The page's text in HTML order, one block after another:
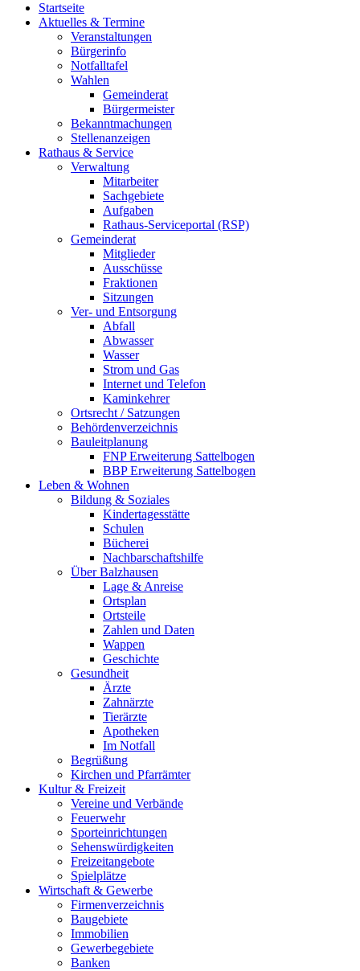
Startseite
Aktuelles & Termine
Veranstaltungen
Bürgerinfo
Notfalltafel
Wahlen
Gemeinderat
Bürgermeister
Bekanntmachungen
Stellenanzeigen
Rathaus & Service
Verwaltung
Mitarbeiter
Sachgebiete
Aufgaben
Rathaus-Serviceportal (RSP)
Gemeinderat
Mitglieder
Ausschüsse
Fraktionen
Sitzungen
Ver- und Entsorgung
Abfall
Abwasser
Wasser
Strom und Gas
Internet und Telefon
Kaminkehrer
Ortsrecht / Satzungen
Behördenverzeichnis
Bauleitplanung
FNP Erweiterung Sattelbogen
BBP Erweiterung Sattelbogen
Leben & Wohnen
Bildung & Soziales
Kindertagesstätte
Schulen
Bücherei
Nachbarschaftshilfe
Über Balzhausen
Lage & Anreise
Ortsplan
Ortsteile
Zahlen und Daten
Wappen
Geschichte
Gesundheit
Ärzte
Zahnärzte
Tierärzte
Apotheken
Im Notfall
Begrüßung
Kirchen und Pfarrämter
Kultur & Freizeit
Vereine und Verbände
Feuerwehr
Sporteinrichtungen
Sehenswürdigkeiten
Freizeitangebote
Spielplätze
Wirtschaft & Gewerbe
Firmenverzeichnis
Baugebiete
Immobilien
Gewerbegebiete
Banken